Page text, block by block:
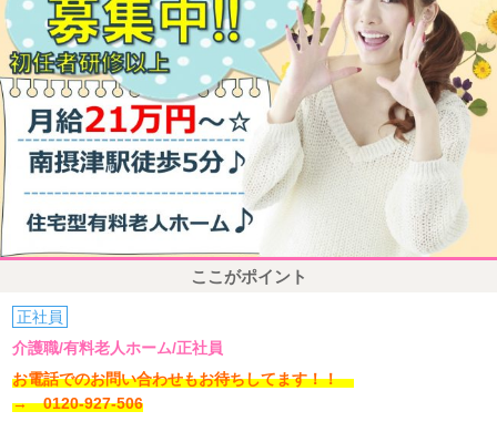
ここがポイント
正社員
介護職/有料老人ホーム/正社員
お電話でのお問い合わせもお待ちしてます！！
→ 0120-927-506